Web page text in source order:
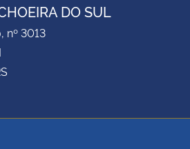
DO SUL
nº 3013